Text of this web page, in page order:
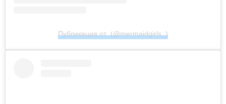
Публикация от ㅤ (@mermaidgirls_)